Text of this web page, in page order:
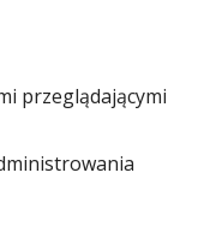
przeglądającymi